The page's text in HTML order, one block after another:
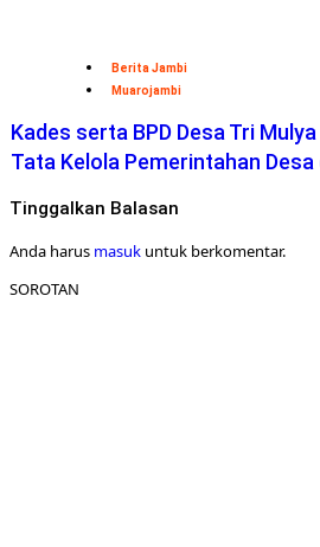
Berita Jambi
Muarojambi
Kades serta BPD Desa Tri
Tata Kelola Pemerintahan Desa
Tinggalkan Balasan
Anda harus masuk untuk berkomentar.
SOROTAN